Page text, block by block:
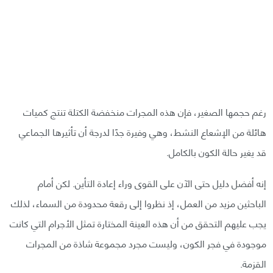
رغم حجمها الصغير، فإن هذه المجرات منخفضة الكتلة تنتج كميات
هائلة من الإشعاع النشط، وهي وفيرة جدًا لدرجة أن تأثيرها الجماعي
قد يغير حالة الكون بالكامل.
إنه أفضل دليل حتى الآن على القوى وراء إعادة التأين. لكن أمام
الباحثين مزيد من العمل، إذ نظروا إلى رقعة محدودة من السماء، لذلك
يجب عليهم التحقق من أن هذه العينة المختارة تمثل الأجرام التي كانت
موجودة في فجر الكون، وليست مجرد مجموعة شاذة من المجرات
القزمة.